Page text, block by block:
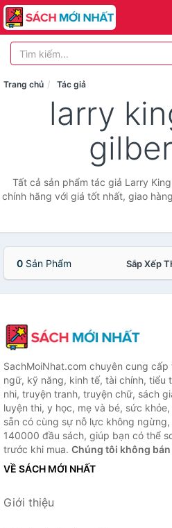
Trang chủ Tác giả
larry
Tất cả sản phẩm tác giả Larry
chính hãng với giá tốt nhất, giao
0 Sản Phẩm Sắp Xếp
SachMoiNhat.com chuyên cung
ngữ, kỹ năng, kinh tế, tài chính, tiểu
nhi, truyện tranh, truyện chữ, sách
luyện thi, y học, mẹ và bé, sức
sẵn có cùng sự nỗ lực không
140000 đầu sách, giúp bạn có thể
trước khi mua. Chúng tôi không bán
VỀ SÁCH MỚI NHẤT
Giới thiệu